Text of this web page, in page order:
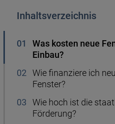
Festgeld anlegen
Sparen für Kinder
Altersvorsorge
Inhaltsverzeichnis
Was kosten neue
Einbau?
Wie finanziere ich
Fenster?
Wie hoch ist die
Förderung?